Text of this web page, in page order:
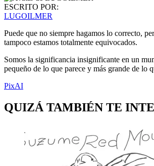
ESCRITO POR:
LUGOILMER
Puede que no siempre hagamos lo correcto,
tampoco estamos totalmente equivocados.
Somos la significancia insignificante en un
pequeño de lo que parece y más grande de lo
PixAI
QUIZÁ TAMBIÉN TE